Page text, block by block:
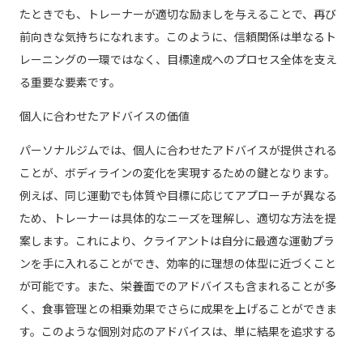
たときでも、トレーナーが適切な励ましを与えることで、再び
前向きな気持ちになれます。このように、信頼関係は単なるト
レーニングの一環ではなく、目標達成へのプロセス全体を支え
る重要な要素です。
個人に合わせたアドバイスの価値
パーソナルジムでは、個人に合わせたアドバイスが提供される
ことが、ボディラインの変化を実現するための鍵となります。
例えば、同じ運動でも体質や目標に応じてアプローチが異なる
ため、トレーナーは具体的なニーズを理解し、適切な方法を提
案します。これにより、クライアントは自分に最適な運動プラ
ンを手に入れることができ、効率的に理想の体型に近づくこと
が可能です。また、栄養面でのアドバイスも含まれることが多
く、食事管理との相乗効果でさらに成果を上げることができま
す。このような個別対応のアドバイスは、単に結果を追求する